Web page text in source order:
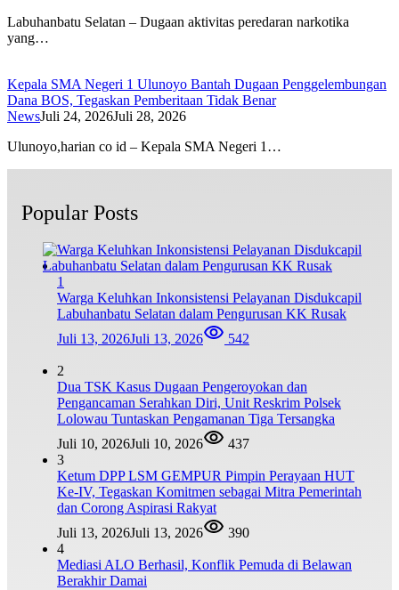
Labuhanbatu Selatan – Dugaan aktivitas peredaran narkotika
yang…
Kepala SMA Negeri 1 Ulunoyo Bantah Dugaan Penggelembungan
Dana BOS, Tegaskan Pemberitaan Tidak Benar
NewsJuli 24, 2026Juli 28, 2026
Ulunoyo,harian co id – Kepala SMA Negeri 1…
Popular Posts
1
Warga Keluhkan Inkonsistensi Pelayanan Disdukcapil
Labuhanbatu Selatan dalam Pengurusan KK Rusak
Juli 13, 2026Juli 13, 2026 542
2
Dua TSK Kasus Dugaan Pengeroyokan dan
Pengancaman Serahkan Diri, Unit Reskrim Polsek
Lolowau Tuntaskan Pengamanan Tiga Tersangka
Juli 10, 2026Juli 10, 2026
437
3
Ketum DPP LSM GEMPUR Pimpin Perayaan HUT
Ke-IV, Tegaskan Komitmen sebagai Mitra Pemerintah
dan Corong Aspirasi Rakyat
Juli 13, 2026Juli 13, 2026
390
4
Mediasi ALO Berhasil, Konflik Pemuda di Belawan
Berakhir Damai